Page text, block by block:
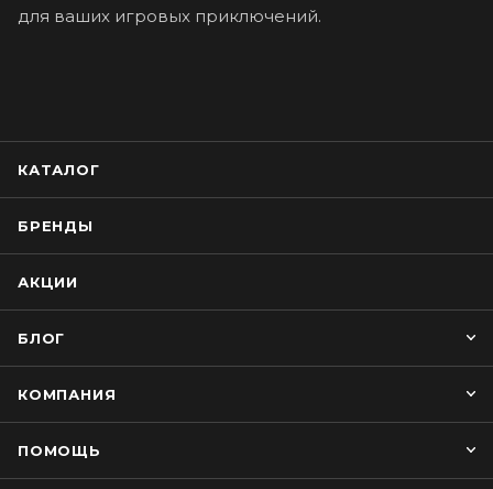
для ваших игровых приключений.
КАТАЛОГ
БРЕНДЫ
АКЦИИ
БЛОГ
КОМПАНИЯ
ПОМОЩЬ